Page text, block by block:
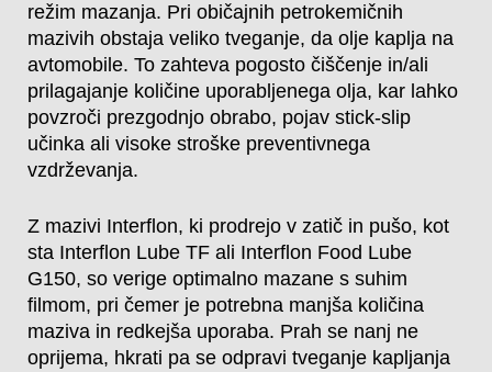
režim mazanja. Pri običajnih petrokemičnih
mazivih obstaja veliko tveganje, da olje kaplja na
avtomobile. To zahteva pogosto čiščenje in/ali
prilagajanje količine uporabljenega olja, kar lahko
povzroči prezgodnjo obrabo, pojav stick-slip
učinka ali visoke stroške preventivnega
vzdrževanja.
Z mazivi Interflon, ki prodrejo v zatič in pušo, kot
sta Interflon Lube TF ali Interflon Food Lube
G150, so verige optimalno mazane s suhim
filmom, pri čemer je potrebna manjša količina
maziva in redkejša uporaba. Prah se nanj ne
oprijema, hkrati pa se odpravi tveganje kapljanja